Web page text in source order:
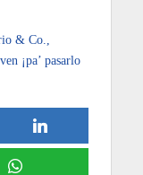
& Co.,
¡pa’ pasarlo